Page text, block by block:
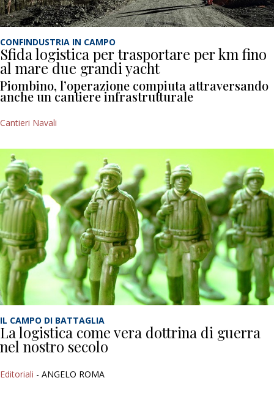
CONFINDUSTRIA IN CAMPO
Sfida logistica per trasportare per km fino
al mare due grandi yacht
Piombino, l’operazione compiuta attraversando
anche un cantiere infrastrutturale
Cantieri Navali
IL CAMPO DI BATTAGLIA
La logistica come vera dottrina di guerra
nel nostro secolo
Editoriali - ANGELO ROMA